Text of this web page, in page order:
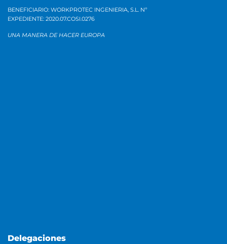
BENEFICIARIO: WORKPROTEC INGENIERIA, S.L.
Nº
EXPEDIENTE: 2020.07.COSI.0276
UNA MANERA DE HACER EUROPA
Delegaciones